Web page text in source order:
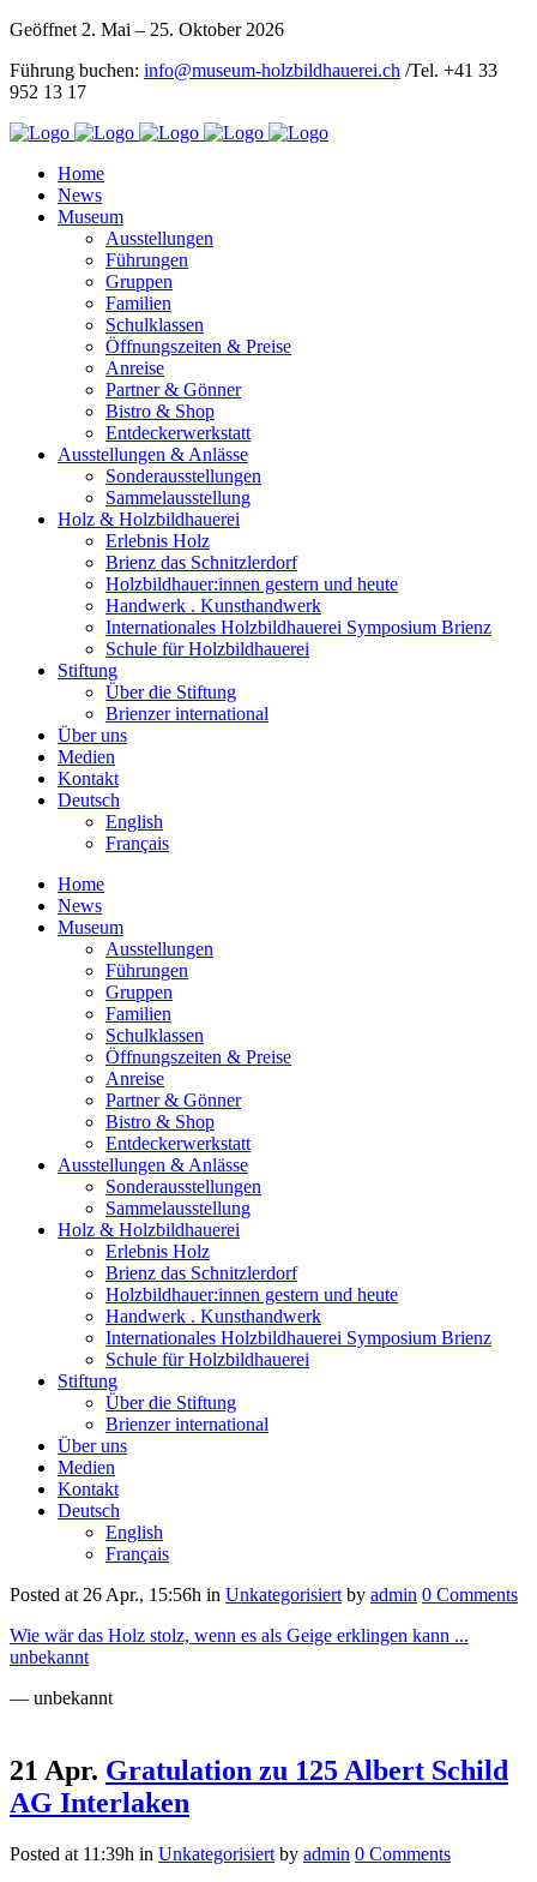
Geöffnet 2. Mai – 25. Oktober 2026
Führung buchen: info@museum-holzbildhauerei.ch /Tel. +41 33
952 13 17
Home
News
Museum
Ausstellungen
Führungen
Gruppen
Familien
Schulklassen
Öffnungszeiten & Preise
Anreise
Partner & Gönner
Bistro & Shop
Entdeckerwerkstatt
Ausstellungen & Anlässe
Sonderausstellungen
Sammelausstellung
Holz & Holzbildhauerei
Erlebnis Holz
Brienz das Schnitzlerdorf
Holzbildhauer:innen gestern und heute
Handwerk . Kunsthandwerk
Internationales Holzbildhauerei Symposium Brienz
Schule für Holzbildhauerei
Stiftung
Über die Stiftung
Brienzer international
Über uns
Medien
Kontakt
Deutsch
English
Français
Home
News
Museum
Ausstellungen
Führungen
Gruppen
Familien
Schulklassen
Öffnungszeiten & Preise
Anreise
Partner & Gönner
Bistro & Shop
Entdeckerwerkstatt
Ausstellungen & Anlässe
Sonderausstellungen
Sammelausstellung
Holz & Holzbildhauerei
Erlebnis Holz
Brienz das Schnitzlerdorf
Holzbildhauer:innen gestern und heute
Handwerk . Kunsthandwerk
Internationales Holzbildhauerei Symposium Brienz
Schule für Holzbildhauerei
Stiftung
Über die Stiftung
Brienzer international
Über uns
Medien
Kontakt
Deutsch
English
Français
Posted at 26 Apr., 15:56h in Unkategorisiert by admin 0 Comments
Wie wär das Holz stolz, wenn es als Geige erklingen kann ...
unbekannt
— unbekannt
21 Apr. Gratulation zu 125 Albert Schild
AG Interlaken
Posted at 11:39h in Unkategorisiert by admin 0 Comments